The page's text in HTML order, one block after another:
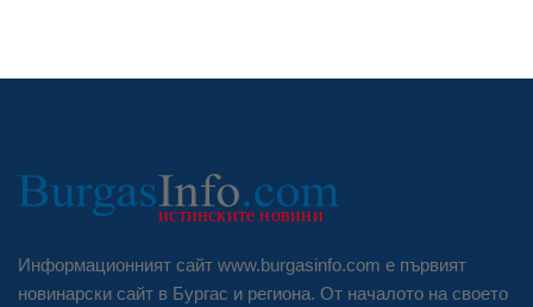
Информационният сайт www.burgasinfo.com е първият
новинарски сайт в Бургас и региона. От началото на своето